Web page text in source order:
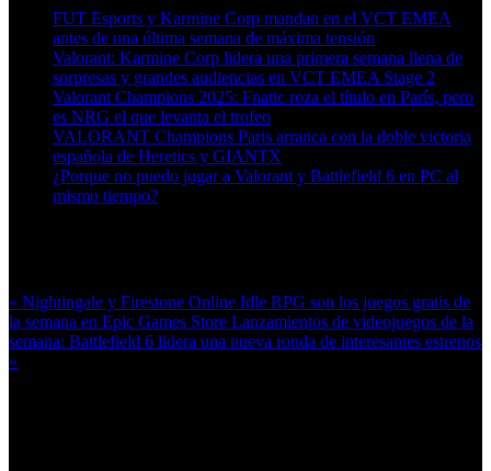
FUT Esports y Karmine Corp mandan en el VCT EMEA
antes de una última semana de máxima tensión
Valorant: Karmine Corp lidera una primera semana llena de
sorpresas y grandes audiencias en VCT EMEA Stage 2
Valorant Champions 2025: Fnatic roza el título en París, pero
es NRG el que levanta el trofeo
VALORANT Champions Paris arranca con la doble victoria
española de Heretics y GIANTX
¿Porque no puedo jugar a Valorant y Battlefield 6 en PC al
mismo tiempo?
« Nightingale y Firestone Online Idle RPG son los juegos gratis de
la semana en Epic Games Store Lanzamientos de videojuegos de la
semana: Battlefield 6 lidera una nueva ronda de interesantes estrenos
»